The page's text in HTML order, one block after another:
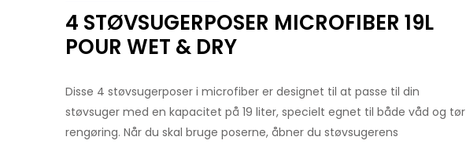
4 STØVSUGERPOSER MICROFIBER 19L
POUR WET & DRY
Disse 4 støvsugerposer i microfiber er designet til at passe til din
støvsuger med en kapacitet på 19 liter, specielt egnet til både våd og tør
rengøring. Når du skal bruge poserne, åbner du støvsugerens